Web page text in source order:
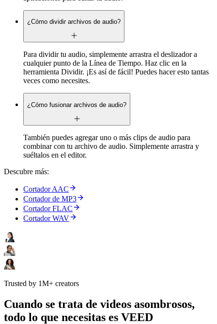
¿Cómo dividir archivos de audio?
Para dividir tu audio, simplemente arrastra el deslizador a
cualquier punto de la Línea de Tiempo. Haz clic en la
herramienta Dividir. ¡Es así de fácil! Puedes hacer esto tantas
veces como necesites.
¿Cómo fusionar archivos de audio?
También puedes agregar uno o más clips de audio para
combinar con tu archivo de audio. Simplemente arrastra y
suéltalos en el editor.
Descubre más:
Cortador AAC
Cortador de MP3
Cortador FLAC
Cortador WAV
Trusted by 1M+ creators
Cuando se trata de videos asombrosos,
todo lo que necesitas es VEED